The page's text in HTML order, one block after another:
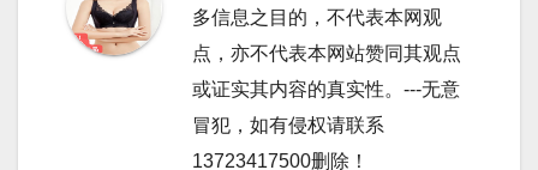
多信息之目的，不代表本网观
点，亦不代表本网站赞同其观点
或证实其内容的真实性。---无意
冒犯，如有侵权请联系
13723417500删除！